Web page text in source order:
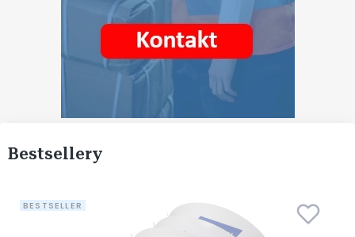
Bestsellery
BESTSELLER